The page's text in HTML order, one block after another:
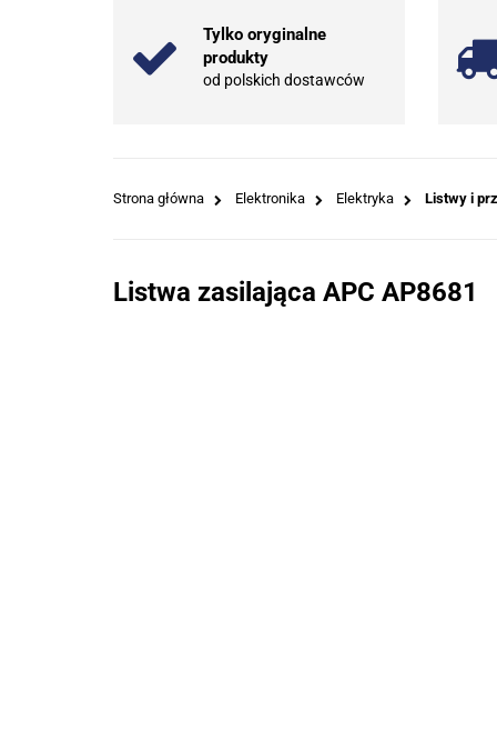
Tylko oryginalne
produkty
od polskich dostawców
Strona główna Elektronika Elektryka Listwy i
Listwa zasilająca APC AP8681